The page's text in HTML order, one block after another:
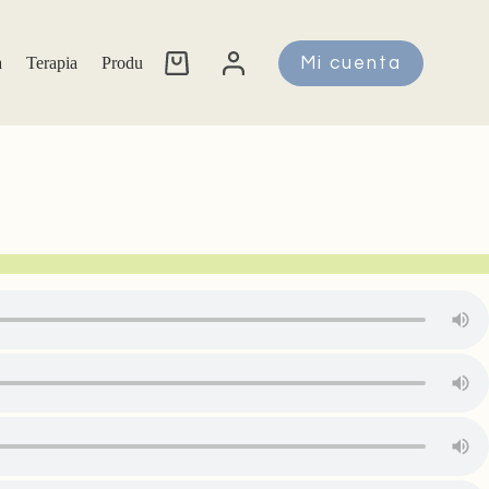
Terapia Productos Cursos Mi cuenta